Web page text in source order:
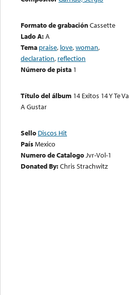
Formato de grabaciónCassette
Lado A:A
Tema praise, love,woman,
declaration, reflection
Número de pista 1
Título del álbum 14 Exitos 14 Y Te Va
A Gustar
Sello Discos Hit
PaísMexico
Numero de CatalogoJvr-Vol-1
Donated By:Chris Strachwitz